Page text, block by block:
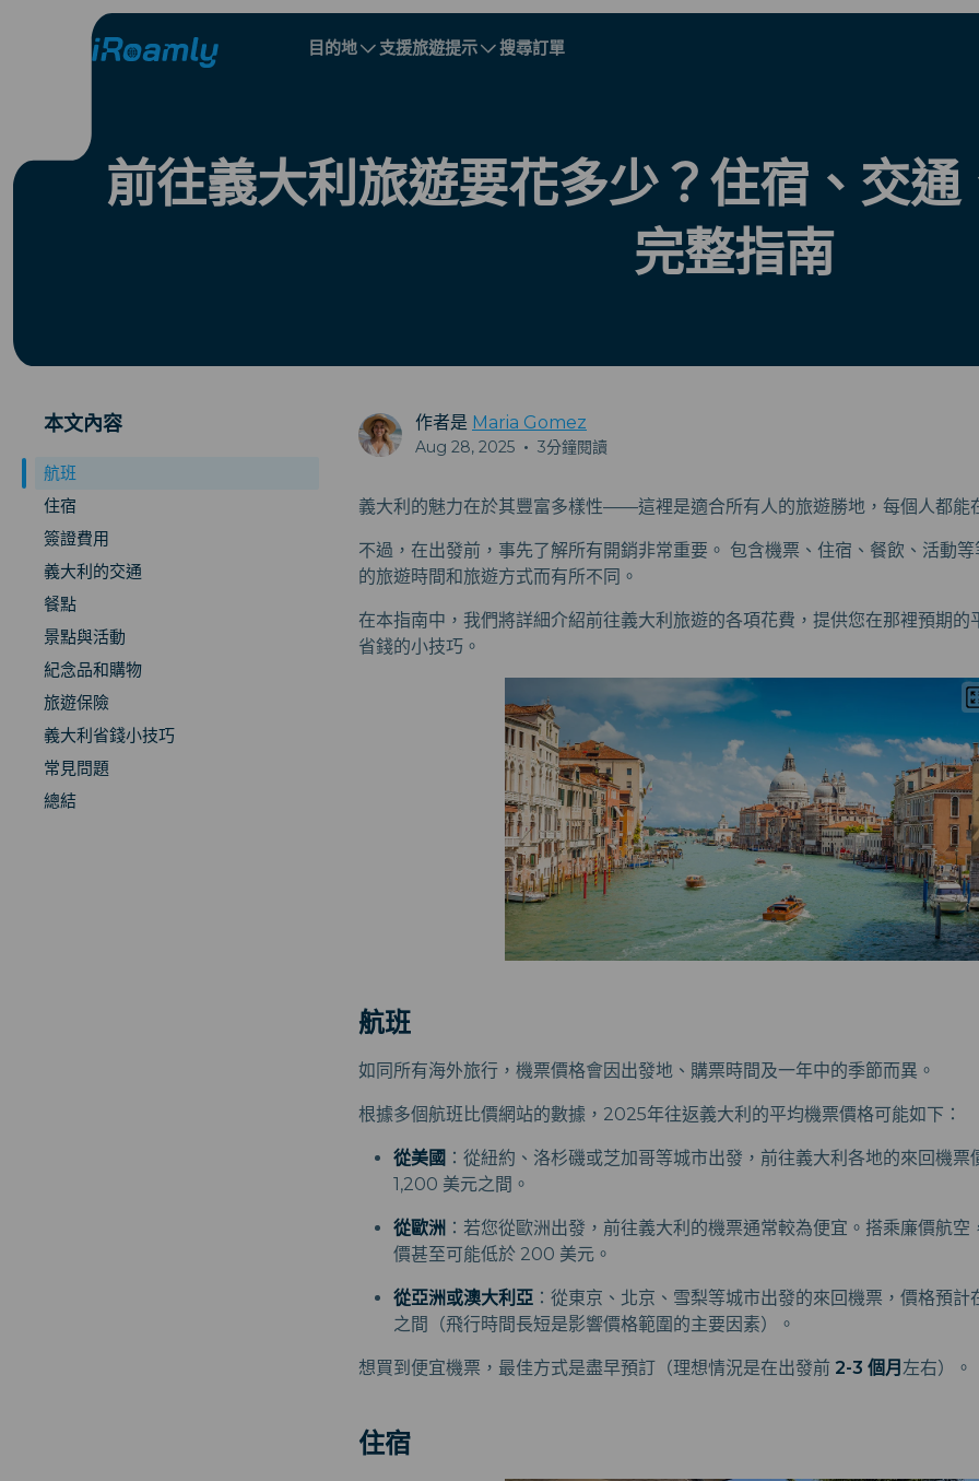
目的地 支援旅遊提示 搜尋訂單
區域 eSIM
保加利亞 柬埔寨 加拿大
克羅地亞 塞浦路斯
厄瓜多爾 埃及
前往義大利旅遊要花多少？住宿、交
完整指南
本文內容
航班
住宿
簽證費用
義大利的交通
餐點
景點與活動
紀念品和購物
旅遊保險
義大利省錢小技巧
常見問題
總結
作者是 Maria Gomez
Aug 28, 2025 • 3分鐘閱讀
義大利的魅力在於其豐富多樣性——這裡是適合所有人的旅遊勝地，每個人都能
不過，在出發前，事先了解所有開銷非常重要。 包含機票、住宿、餐飲、活動
的旅遊時間和旅遊方式而有所不同。
在本指南中，我們將詳細介紹前往義大利旅遊的各項花費，提供您在那裡預期的
省錢的小技巧。
航班
如同所有海外旅行，機票價格會因出發地、購票時間及一年中的季節而異。
根據多個航班比價網站的數據，2025年往返義大利的平均機票價格可能如下：
從美國 ：從紐約、洛杉磯或芝加哥等城市出發，前往義大利各地的來回機
1,200 美元之間。
從歐洲 ：若您從歐洲出發，前往義大利的機票通常較為便宜。搭乘廉價航空
價甚至可能低於 200 美元。
從亞洲或澳大利亞 ：從東京、北京、雪梨等城市出發的來回機票，價格預
之間（飛行時間長短是影響價格範圍的主要因素）。
想買到便宜機票，最佳方式是盡早預訂（理想情況是在出發前 2-3 個月 左右）。
住宿